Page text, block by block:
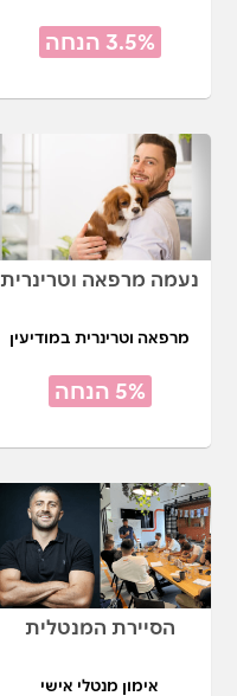
3.5% הנחה
נעמה מרפאה וטרינרית
מרפאה וטרינרית במודיעין
5% הנחה
הסיירת המנטלית
אימון מנטלי אישי